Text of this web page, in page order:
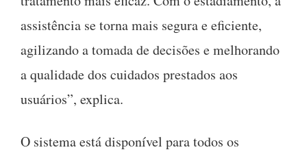
assistência se torna mais segura e eficiente,
agilizando a tomada de decisões e melhorando
a qualidade dos cuidados prestados aos
usuários”, explica.
O sistema está disponível para todos os